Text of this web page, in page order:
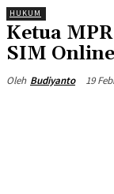
HUKUM
Ketua
SIM Online
Oleh Budiyanto 19